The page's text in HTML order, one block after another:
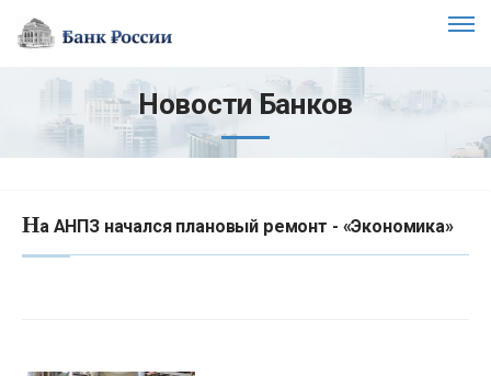
Новости Банков
На АНПЗ начался плановый ремонт - «Экономика»